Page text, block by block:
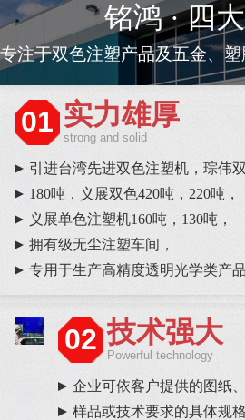
铭鸿 · 四
01 实力雄厚
strong and solid
引进台湾先进双色注塑机，琮伟双
180吨，义展双色420吨，220吨，
义展单色注塑机160吨，130吨，
拥有级无尘注塑车间，
专用于生产高精度透明光学类产品
02 技术强大
Powerful technology
企业可依客户提供的图纸、
样品或技术要求的具体规